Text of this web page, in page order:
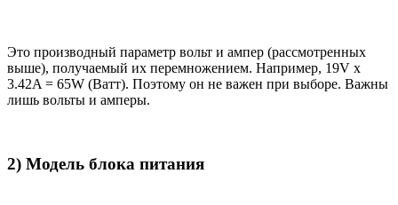
Это производный параметр вольт и ампер (рассмотренных
выше), получаемый их перемножением. Например, 19V x
3.42A = 65W (Ватт). Поэтому он не важен при выборе. Важны
лишь вольты и амперы.
2) Модель блока питания